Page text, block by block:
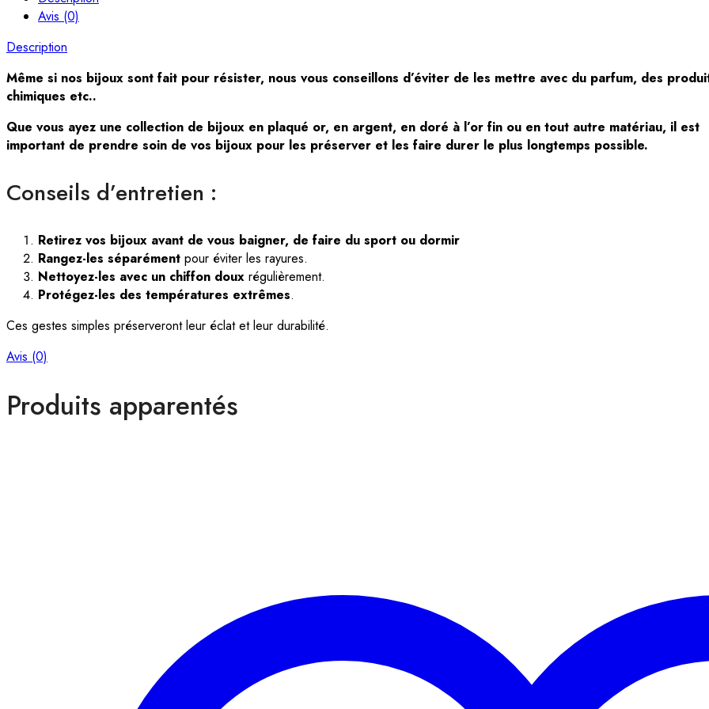
Avis (0)
Description
Même si nos bijoux sont fait pour résister, nous vous conseillons d’éviter de les mettre avec du parfum, des
chimiques etc..
Que vous ayez une collection de bijoux en plaqué or, en argent, en doré à l’or fin ou en tout autre matériau, il est
important de prendre soin de vos bijoux pour les préserver et les faire durer le plus longtemps possible.
Conseils d’entretien :
Retirez vos bijoux avant de vous baigner, de faire du sport ou dormir
Rangez-les séparément pour éviter les rayures.
Nettoyez-les avec un chiffon doux régulièrement.
Protégez-les des températures extrêmes.
Ces gestes simples préserveront leur éclat et leur durabilité.
Avis (0)
Produits apparentés